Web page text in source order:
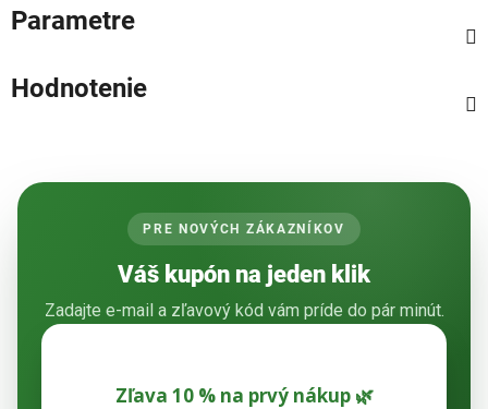
Parametre
Hodnotenie
PRE NOVÝCH ZÁKAZNÍKOV
Váš kupón na jeden klik
Zadajte e-mail a zľavový kód vám príde do pár minút.
Zľava 10 % na prvý nákup 🌿